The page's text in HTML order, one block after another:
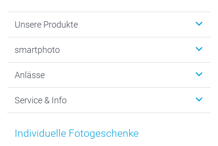
Unsere Produkte
Fotogeschenke
MyNameBook
Fotoabzüge, Fotos als Buch & Poster
Zubehör & Material
smartphoto
Warum smartphoto
Datenschutz
AGB
Anlässe
Neujahr
Muttertag
Service & Info
Preise und Versandkosten
Individuelle Fotogeschenke